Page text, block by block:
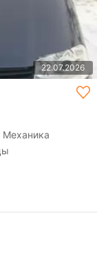
22.07.2026
Механика